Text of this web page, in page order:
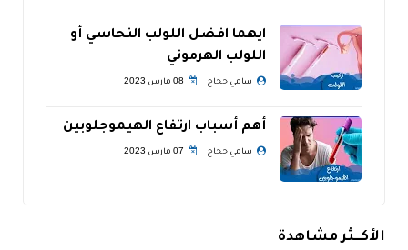
ايهما افضل اللولب النحاسي أو
اللولب الهرموني
سامي حجاج 08 مارس 2023
أهم أسباب ارتفاع الهيموجلوبين
سامي حجاج 07 مارس 2023
الأكــثر مشاهدة